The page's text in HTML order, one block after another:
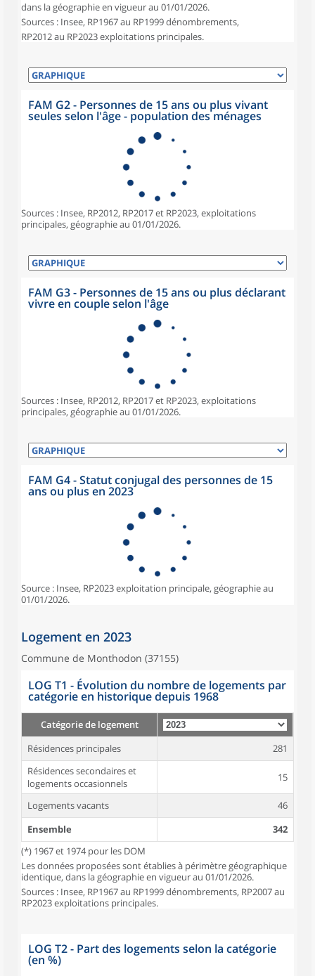
dans la géographie en vigueur au 01/01/2026.
Sources : Insee, RP1967 au RP1999 dénombrements,
RP2012 au RP2023 exploitations principales.
FAM G2 - Personnes de 15 ans ou plus vivant
seules selon l'âge - population des ménages
Sources : Insee, RP2012, RP2017 et RP2023, exploitations
principales, géographie au 01/01/2026.
FAM G3 - Personnes de 15 ans ou plus déclarant
vivre en couple selon l'âge
Sources : Insee, RP2012, RP2017 et RP2023, exploitations
principales, géographie au 01/01/2026.
FAM G4 - Statut conjugal des personnes de 15
ans ou plus en 2023
Source : Insee, RP2023 exploitation principale, géographie au
01/01/2026.
Logement en 2023
Commune de Monthodon (37155)
LOG T1 - Évolution du nombre de logements par
catégorie en historique depuis 1968
Catégorie de logement
Résidences principales
281
Résidences secondaires et
logements occasionnels
15
Logements vacants
46
Ensemble
342
(*) 1967 et 1974 pour les DOM
Les données proposées sont établies à périmètre géographique
identique, dans la géographie en vigueur au 01/01/2026.
Sources : Insee, RP1967 au RP1999 dénombrements, RP2007 au
RP2023 exploitations principales.
LOG T2 - Part des logements selon la catégorie
(en %)